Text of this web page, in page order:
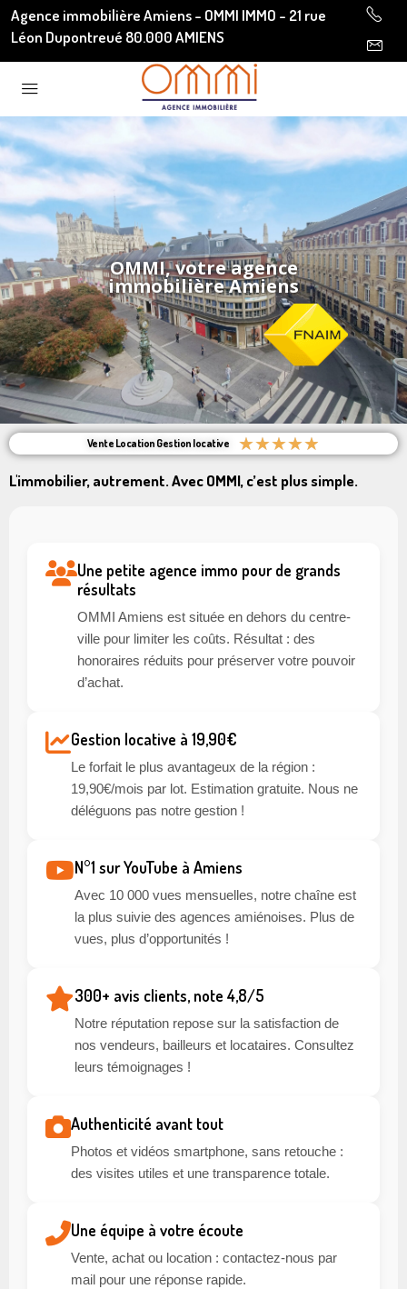
Agence immobilière Amiens - OMMI IMMO - 21 rue
Léon Dupontreué 80.000 AMIENS
OMMI, votre agence
immobilière Amiens
Vente Location Gestion locative ★★★★★
L'immobilier, autrement. Avec OMMI, c’est plus simple.
Une petite agence immo pour de grands
résultats
OMMI Amiens est située en dehors du centre-
ville pour limiter les coûts. Résultat : des
honoraires réduits pour préserver votre pouvoir
d’achat.
Gestion locative à 19,90€
Le forfait le plus avantageux de la région :
19,90€/mois par lot. Estimation gratuite. Nous ne
déléguons pas notre gestion !
N°1 sur YouTube à Amiens
Avec 10 000 vues mensuelles, notre chaîne est
la plus suivie des agences amiénoises. Plus de
vues, plus d’opportunités !
300+ avis clients, note 4,8/5
Notre réputation repose sur la satisfaction de
nos vendeurs, bailleurs et locataires. Consultez
leurs témoignages !
Authenticité avant tout
Photos et vidéos smartphone, sans retouche :
des visites utiles et une transparence totale.
Une équipe à votre écoute
Vente, achat ou location : contactez-nous par
mail pour une réponse rapide.